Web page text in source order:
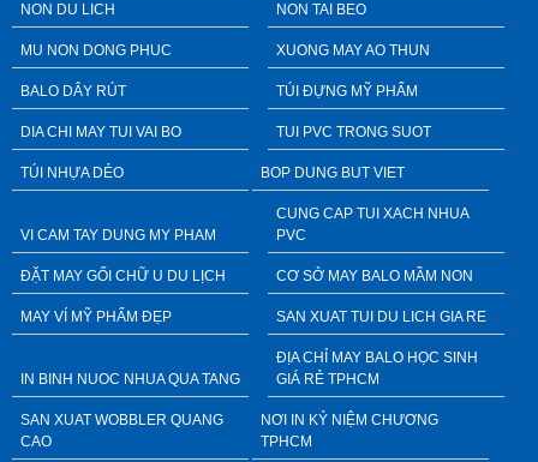
NON DU LICH NON TAI BEO
MU NON DONG PHUC XUONG MAY AO THUN
BALO DÂY RÚT TÚI ĐỰNG MỸ PHẨM
DIA CHI MAY TUI VAI BO TUI PVC TRONG SUOT
TÚI NHỰA DẺO BOP DUNG BUT VIET
VI CAM TAY DUNG MY PHAM
CUNG CAP TUI XACH NHUA
PVC
ĐẶT MAY GỐI CHỮ U DU LỊCH CƠ SỞ MAY BALO MẦM NON
MAY VÍ MỸ PHẨM ĐẸP SAN XUAT TUI DU LICH GIA RE
IN BINH NUOC NHUA QUA TANG
ĐỊA CHỈ MAY BALO HỌC SINH
GIÁ RẺ TPHCM
SAN XUAT WOBBLER QUANG
CAO
NƠI IN KỶ NIỆM CHƯƠNG
TPHCM